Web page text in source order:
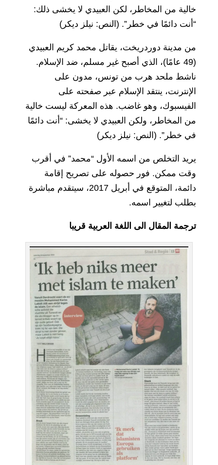
خالية من المخاطر، لكن العبيدي لا يخشى ذلك:
“أنت دائمًا في خطر”. (النص: نيلز ديكر)
من مدينة دوردريخت، يقاتل محمد كريم العبيدي
(49 عامًا)، الذي أصبح غير مسلم، ضد الإسلام.
ناشط ملحد هرب من تونس، مدون على
الإنترنت، ينتقد الإسلام عبر صفحته على
الفيسبوك، وهو غاضب. هذه المعركة ليست خالية
من المخاطر، ولكن العبيدي لا يخشى: “أنت دائمًا
في خطر”. (النص: نيلز ديكر)
يريد التخلص من اسمه الأول “محمد” في أقرب
وقت ممكن. فور حصوله على تصريح إقامة
دائمة، المتوقع في أبريل 2017، سيتقدم مباشرة
بطلب لتغيير اسمه.
ترجمة المقال الى اللغة العربية قريبا